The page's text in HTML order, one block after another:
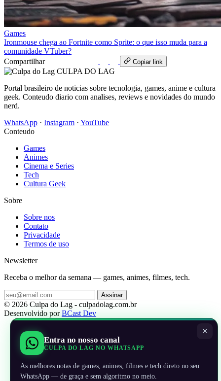
Games
Ironmouse chega ao Fortnite como Sprite: o que isso muda para a
comunidade VTuber?
Compartilhar
Copiar link
CULPA DO LAG
Portal brasileiro de noticias sobre tecnologia, games, anime e cultura
geek. Conteudo diario com analises, reviews e novidades do mundo
nerd.
WhatsApp · Instagram · YouTube
Conteudo
Games
Animes
Cinema e Series
Tech
Cultura Geek
Sobre
Sobre nos
Contato
Privacidade
Termos de uso
Newsletter
Receba o melhor da semana — games, animes, filmes, tech.
Assinar
© 2026 Culpa do Lag - culpadolag.com.br
Desenvolvido porBCast Dev
×
Entra no nosso canal
CULPA DO LAG NO WHATSAPP
As melhores notas de games, animes, filmes e tech direto no seu
WhatsApp — de graça e sem algoritmo no meio.